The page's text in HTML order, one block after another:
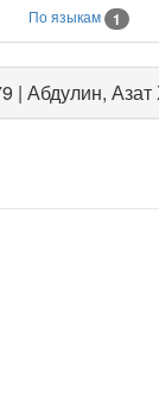
По языкам 1
| Абдулин,